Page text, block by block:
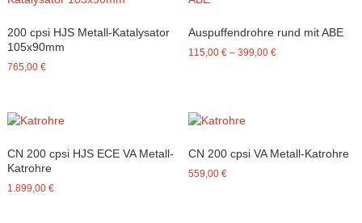
200 cpsi HJS Metall-Katalysator
105x90mm
765,00 €
Auspuffendrohre rund mit ABE
115,00 €– 399,00 €
CN 200 cpsi HJS ECE VA Metall-
Katrohre
1.899,00 €
CN 200 cpsi VA Metall-Katrohre
559,00 €